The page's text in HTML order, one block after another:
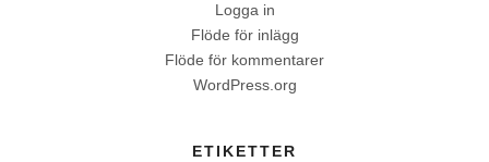
Logga in
Flöde för inlägg
Flöde för kommentarer
WordPress.org
ETIKETTER